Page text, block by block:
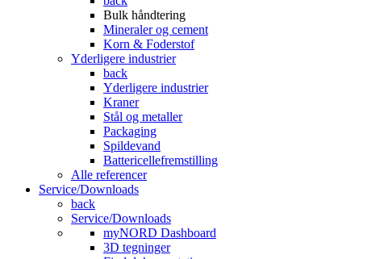
Bulk håndtering
Mineraler og cement
Korn & Foderstof
Yderligere industrier
back
Yderligere industrier
Kraner
Stål og metaller
Packaging
Spildevand
Battericellefremstilling
Alle referencer
Service/Downloads
back
Service/Downloads
myNORD Dashboard
3D tegninger